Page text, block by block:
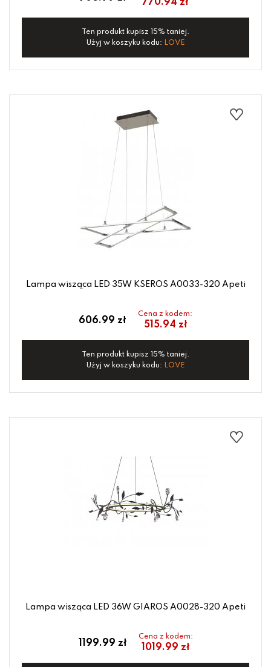
770.94 zł
Ten produkt kupisz 15% taniej.
Użyj w koszyku kodu: LOVE
Lampa wisząca LED 35W KSEROS A0033-320 Apeti
606.99 zł
Cena z kodem:
515.94 zł
Ten produkt kupisz 15% taniej.
Użyj w koszyku kodu: LOVE
Lampa wisząca LED 36W GIAROS A0028-320 Apeti
1199.99 zł
Cena z kodem:
1019.99 zł